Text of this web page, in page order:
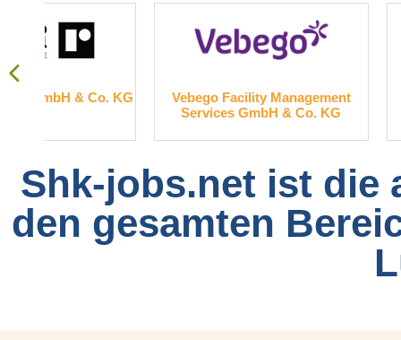
Vebego Facility Management
Services GmbH & Co. KG
Shk-jobs.net ist die
den gesamten